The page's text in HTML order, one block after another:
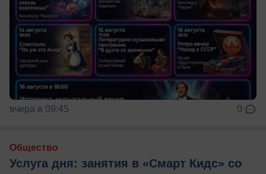
вчера в 09:45 0
Общество
Услуга дня: занятия в «Смарт Кидс» со